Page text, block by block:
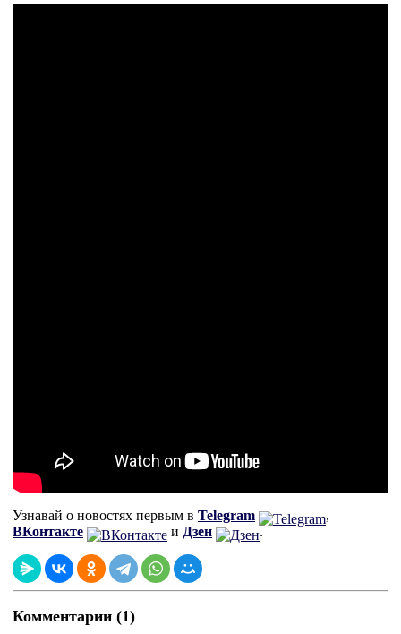
Узнавай о новостях первым в Telegram
,
ВКонтакте
и Дзен .
Комментарии (1)